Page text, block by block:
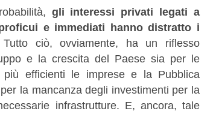
gli interessi privati legati a
e immediati hanno distratto i
ciò, ovviamente, ha un riflesso
e la crescita del Paese sia per le
più efficienti le imprese e la Pubblica
la mancanza degli investimenti per la
infrastrutture. E, ancora, tale